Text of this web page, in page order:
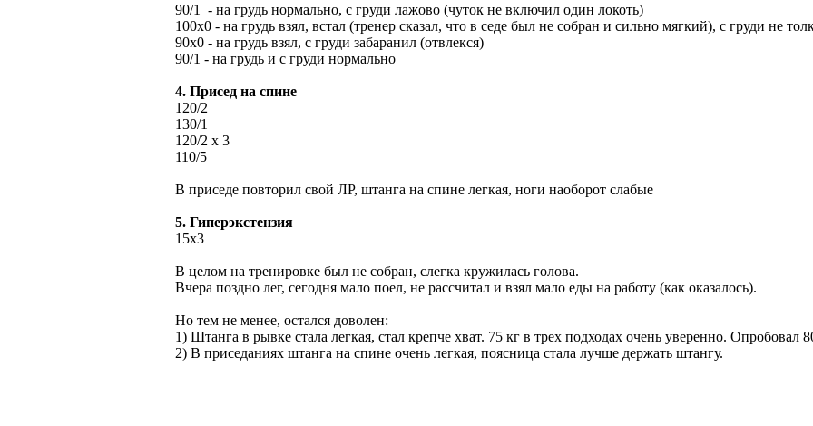
90/1 - на грудь нормально, с груди лажово (чуток не включил один локоть)
100х0 - на грудь взял, встал (тренер сказал, что в седе был не собран и сильно мягкий), с груди не
90х0 - на грудь взял, с груди забаранил (отвлекся)
90/1 - на грудь и с груди нормально
4. Присед на спине
120/2
130/1
120/2 x 3
110/5
В приседе повторил свой ЛР, штанга на спине легкая, ноги наоборот слабые
5. Гиперэкстензия
15х3
В целом на тренировке был не собран, слегка кружилась голова.
Вчера поздно лег, сегодня мало поел, не рассчитал и взял мало еды на работу (как оказалось).
Но тем не менее, остался доволен:
1) Штанга в рывке стала легкая, стал крепче хват. 75 кг в трех подходах очень уверенно. Опробовал
2) В приседаниях штанга на спине очень легкая, поясница стала лучше держать штангу.